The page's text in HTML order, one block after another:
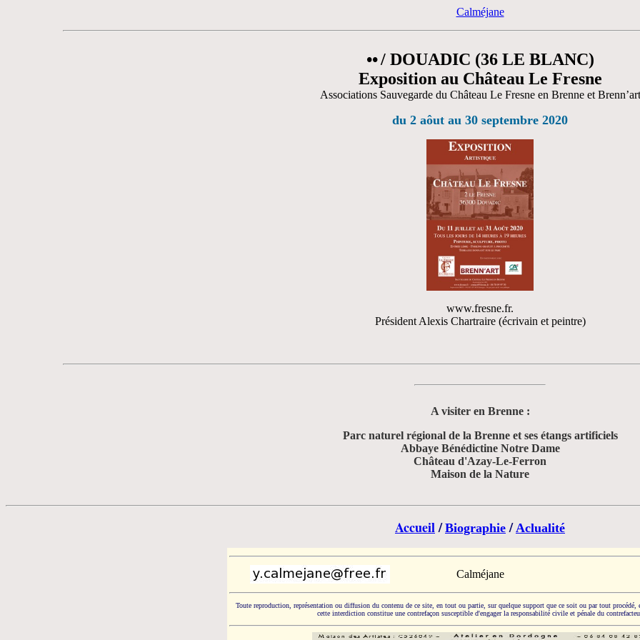
Calméjane
••/ DOUADIC (36 LE BLANC)
Exposition au Château Le Fresne
Associations Sauvegarde du Château Le Fresne en Brenne et Brenn’art
du 2 aôut au 30 septembre 2020
www.fresne.fr.
Président Alexis Chartraire (écrivain et peintre)
A visiter en Brenne :
Parc naturel régional de la Brenne et ses étangs artificiels
Abbaye Bénédictine Notre Dame
Château d'Azay-Le-Ferron
Maison de la Nature
Accueil/ Biographie / Aclualité
Calméjane
Toute reproduction, représentation ou diffusion du contenu de ce site, en tout ou partie, sur quelque support que ce soit ou par tout procédé,
cette interdiction constitue une contrefaçon susceptible d'engager la responsabilité civile et pénale du